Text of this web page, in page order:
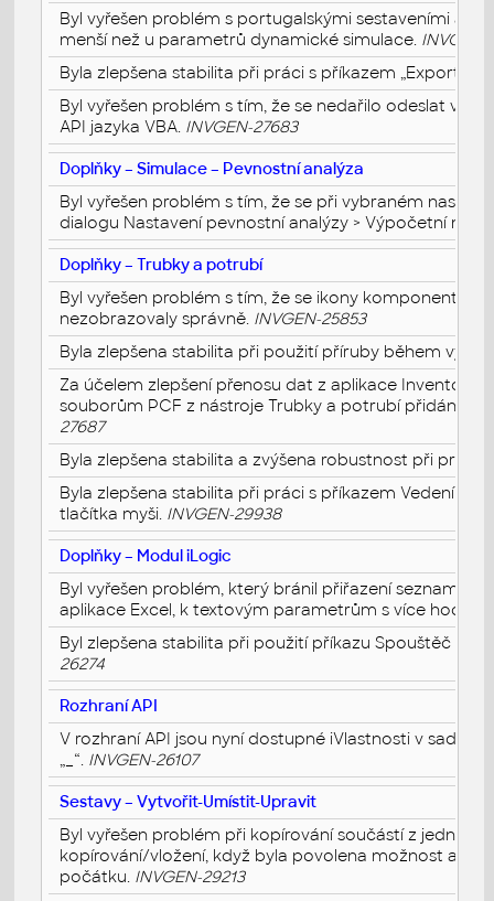
Byl vyřešen problém s portugalskými sestaveními
menší než u parametrů dynamické simulace. INVGEN-
Byla zlepšena stabilita při práci s příkazem „Export do
Byl vyřešen problém s tím, že se nedařilo odeslat
API jazyka VBA. INVGEN-27683
Doplňky – Simulace – Pevnostní analýza
Byl vyřešen problém s tím, že se při vybraném
dialogu Nastavení pevnostní analýzy > Výpočetní
Doplňky – Trubky a potrubí
Byl vyřešen problém s tím, že se ikony komponent
nezobrazovaly správně. INVGEN-25853
Byla zlepšena stabilita při použití příruby během
Za účelem zlepšení přenosu dat z aplikace Inventor
souborům PCF z nástroje Trubky a potrubí přidán
27687
Byla zlepšena stabilita a zvýšena robustnost při práci
Byla zlepšena stabilita při práci s příkazem Vedení
tlačítka myši. INVGEN-29938
Doplňky – Modul iLogic
Byl vyřešen problém, který bránil přiřazení seznamů
aplikace Excel, k textovým parametrům s více
Byl zlepšena stabilita při použití příkazu Spouštěč
26274
Rozhraní API
V rozhraní API jsou nyní dostupné iVlastnosti v sadě
„_“. INVGEN-26107
Sestavy – Vytvořit-Umístit-Upravit
Byl vyřešen problém při kopírování součástí z jedné
kopírování/vložení, když byla povolena možnost
počátku. INVGEN-29213